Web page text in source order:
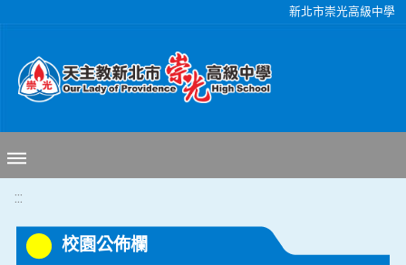
新北市崇光高級中學
:::
校園公佈欄